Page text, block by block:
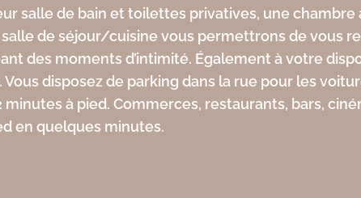
salle de bain et toilettes privatives, une chambre
de séjour/cuisine vous permettrons de vous
des moments d’intimité. Également à votre
disposez de parking dans la rue pour les
minutes à pied. Commerces, restaurants, bars,
en quelques minutes.